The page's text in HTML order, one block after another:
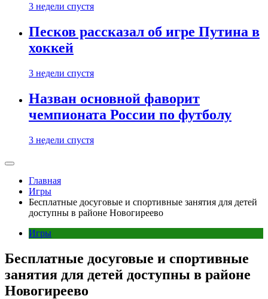
3 недели спустя
Песков рассказал об игре Путина в
хоккей
3 недели спустя
Назван основной фаворит
чемпионата России по футболу
3 недели спустя
Главная
Игры
Бесплатные досуговые и спортивные занятия для детей
доступны в районе Новогиреево
Игры
Бесплатные досуговые и спортивные
занятия для детей доступны в районе
Новогиреево